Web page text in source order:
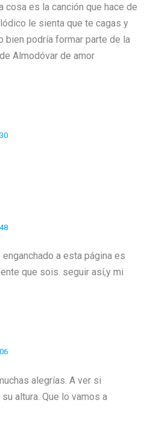
cosa es la canción que hace de
le sienta que te cagas y
bien podría formar parte de la
Almodóvar de amor
a esta página es
que sois. seguir así,y mi
alegrías. A ver si
altura. Que lo vamos a